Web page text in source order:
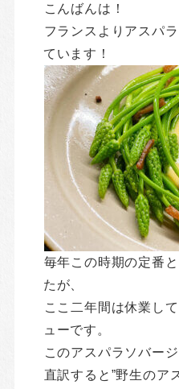
こんばんは！
フランスよりアスパ
ています！
毎年この時期の定番
たが、
ここ二年間は休業し
ューです。
このアスパラソバージ
直訳すると”野生のア